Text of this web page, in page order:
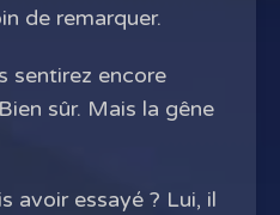
de remarquer.
sentirez encore
sûr. Mais la gêne
avoir essayé ? Lui, il